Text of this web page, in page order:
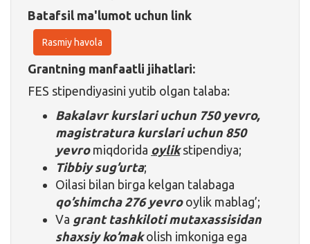
Batafsil ma'lumot uchun link
Rasmiy havola
Grantning manfaatli jihatlari:
FES stipendiyasini yutib olgan talaba:
Bakalavr kurslari uchun 750 yevro,
magistratura kurslari uchun 850
yevro miqdorida oylikstipendiya;
Tibbiy sug’urta;
Oilasi bilan birga kelgan talabaga
qo’shimcha 276 yevrooylik mablag’;
Va grant tashkiloti mutaxassisidan
shaxsiy ko’makolish imkoniga ega